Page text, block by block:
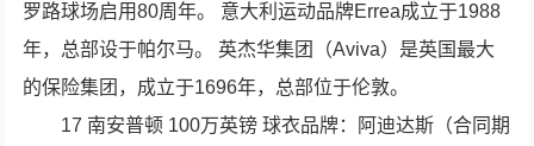
罗路球场启用80周年。 意大利运动品牌Errea成立于1988
年，总部设于帕尔马。 英杰华集团（Aviva）是英国最大
的保险集团，成立于1696年，总部位于伦敦。
17 南安普顿 100万英镑 球衣品牌：阿迪达斯（合同期